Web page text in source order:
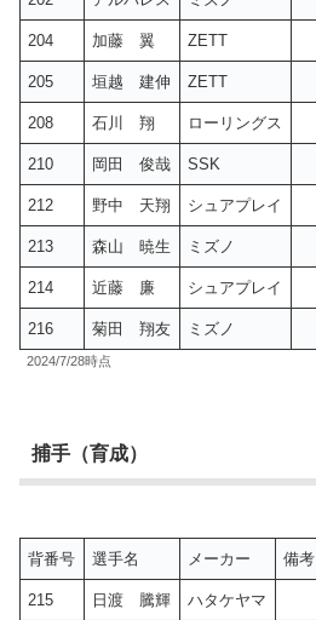
204 加藤 翼 ZETT
205 垣越 建伸 ZETT
208 石川 翔 ローリングス
210 岡田 俊哉 SSK
212 野中 天翔 シュアプレイ
213 森山 暁生 ミズノ
214 近藤 廉 シュアプレイ
216 菊田 翔友 ミズノ
2024/7/28時点
捕手（育成）
背番号 選手名 メーカー 備考
215 日渡 騰輝 ハタケヤマ